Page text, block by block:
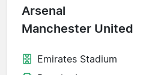
Arsenal
Manchester United
Emirates Stadium